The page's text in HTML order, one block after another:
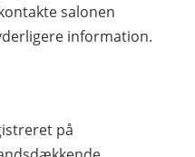
salonen
information.
på